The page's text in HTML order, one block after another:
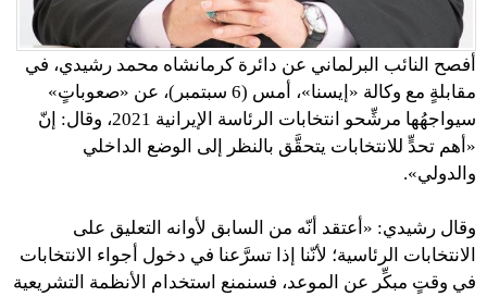
أفصح النائب البرلماني عن دائرة كرمانشاه محمد رشيدي، في
مقابلةٍ مع وكالة «إيسنا»، أمس (6 سبتمبر)، عن «صعوباتٍ»
سيواجهُها مرشِّحو انتخابات الرئاسة الإيرانية 2021، وقال: إنّ
«أهم تحدٍّ للانتخابات يتحقَّق بالنظر إلى الوضع الداخلي
والدولي».
وقال رشيدي: «أعتقد أنّه من السابق لأوانه التعليق على
الانتخابات الرئاسية؛ لأنّنا إذا تسرَّعنا في دخول أجواء الانتخابات
في وقتٍ مبكِّر عن الموعد، فسنمنع استخدام الأنظمة التشريعية